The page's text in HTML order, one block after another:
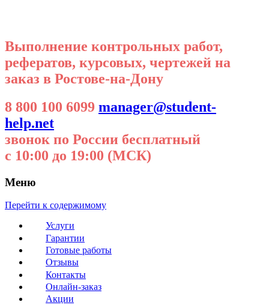
Выполнение контрольных работ,
рефератов, курсовых, чертежей на
заказ в Ростове-на-Дону
8 800 100 6099 manager@student-
help.net
звонок по России бесплатный
с 10:00 до 19:00 (МСК)
Меню
Перейти к содержимому
Услуги
Гарантии
Готовые работы
Отзывы
Контакты
Онлайн-заказ
Акции